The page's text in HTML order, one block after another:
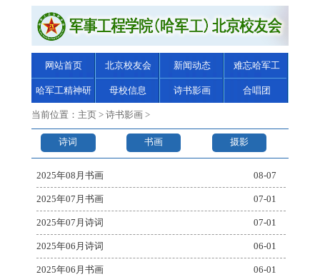
网站首页 北京校友会 新闻动态 难忘哈军工
哈军工精神研
究
母校信息 诗书影画 合唱团
当前位置： 主页 > 诗书影画 >
诗词 书画 摄影
2025年08月书画 08-07
2025年07月书画 07-01
2025年07月诗词 07-01
2025年06月诗词 06-01
2025年06月书画 06-01